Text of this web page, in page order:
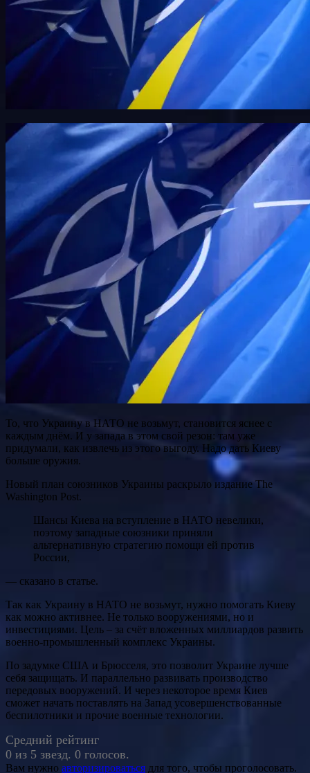
То, что Украину в НАТО не возьмут, становится яснее с
каждым днём. И у запада в этом свой резон: там уже
придумали, как извлечь из этого выгоду. Надо дать Киеву
больше оружия.
Новый план союзников Украины раскрыло издание The
Washington Post.
Шансы Киева на вступление в НАТО невелики,
поэтому западные союзники приняли
альтернативную стратегию помощи ей против
России,
— сказано в статье.
Так как Украину в НАТО не возьмут, нужно помогать Киеву
как можно активнее. Не только вооружениями, но и
инвестициями. Цель – за счёт вложенных миллиардов развить
военно-промышленный комплекс Украины.
По задумке США и Брюсселя, это позволит Украине лучше
себя защищать. И параллельно развивать производство
передовых вооружений. И через некоторое время Киев
сможет начать поставлять на Запад усовершенствованные
беспилотники и прочие военные технологии.
Средний рейтинг
0 из 5 звезд. 0 голосов.
Вам нужно авторизироваться для того, чтобы проголосовать.